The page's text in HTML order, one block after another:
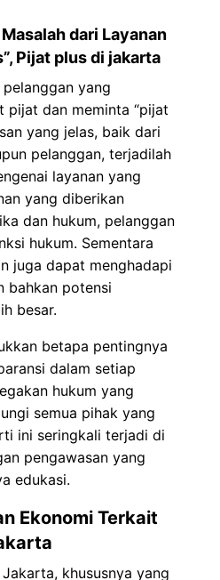
dari Layanan
Pijat plus di jakarta
yang
pijat dan meminta “pijat
yang jelas, baik dari
pelanggan, terjadilah
layanan yang
yang diberikan
dan hukum, pelanggan
hukum. Sementara
juga dapat menghadapi
bahkan potensi
besar.
betapa pentingnya
dalam setiap
hukum yang
semua pihak yang
ini seringkali terjadi di
pengawasan yang
edukasi.
Ekonomi Terkait
khususnya yang